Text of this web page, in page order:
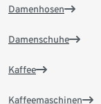
Damenhosen
Damenschuhe
Kaffee
Kaffeemaschinen